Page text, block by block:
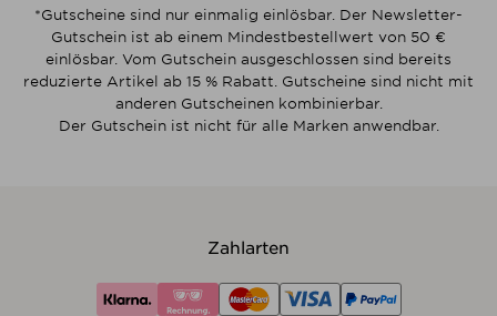
*Gutscheine sind nur einmalig einlösbar. Der Newsletter-
Gutschein ist ab einem Mindestbestellwert von 50 €
einlösbar. Vom Gutschein ausgeschlossen sind bereits
reduzierte Artikel ab 15 % Rabatt. Gutscheine sind nicht mit
anderen Gutscheinen kombinierbar.
Der Gutschein ist nicht für alle Marken anwendbar.
Zahlarten